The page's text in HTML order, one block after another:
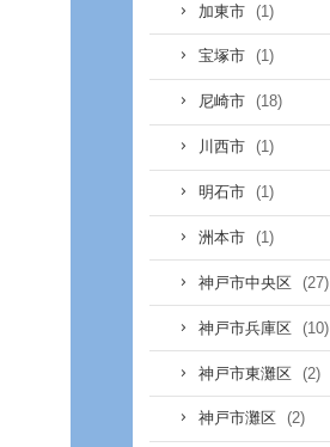
加東市 (1)
宝塚市 (1)
尼崎市 (18)
川西市 (1)
明石市 (1)
洲本市 (1)
神戸市中央区 (27)
神戸市兵庫区 (10)
神戸市東灘区 (2)
神戸市灘区 (2)